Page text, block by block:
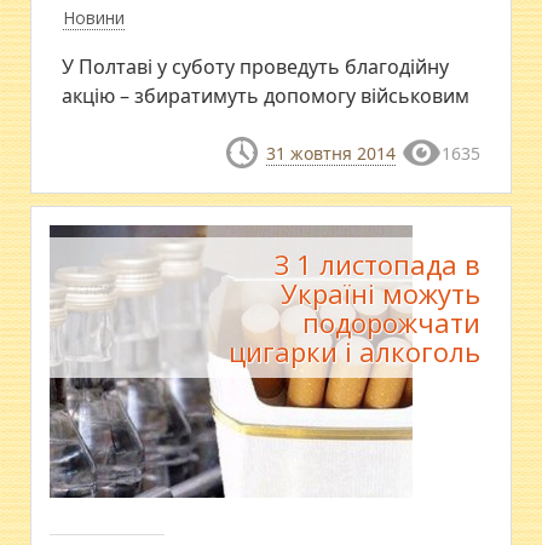
Новини
У Полтаві у суботу проведуть благодійну
акцію – збиратимуть допомогу військовим
31 жовтня 2014 1635
З 1 листопада в
Україні можуть
подорожчати
цигарки і алкоголь